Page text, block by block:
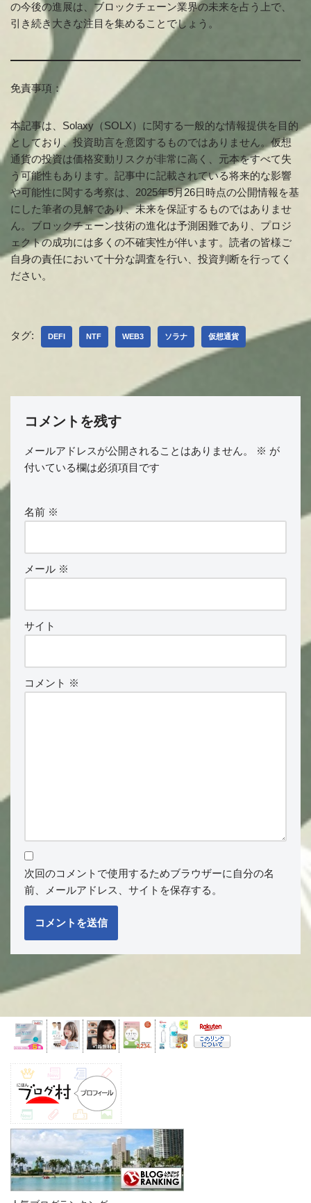
の今後の進展は、ブロックチェーン業界の未来を占う上で、
引き続き大きな注目を集めることでしょう。
免責事項：
本記事は、Solaxy（SOLX）に関する一般的な情報提供を目的
としており、投資助言を意図するものではありません。仮想
通貨の投資は価格変動リスクが非常に高く、元本をすべて失
う可能性もあります。記事中に記載されている将来的な影響
や可能性に関する考察は、2025年5月26日時点の公開情報を基
にした筆者の見解であり、未来を保証するものではありませ
ん。ブロックチェーン技術の進化は予測困難であり、プロジ
ェクトの成功には多くの不確実性が伴います。読者の皆様ご
自身の責任において十分な調査を行い、投資判断を行ってく
ださい。
タグ: DEFI NTF WEB3 ソラナ 仮想通貨
コメントを残す
メールアドレスが公開されることはありません。 ※ が
付いている欄は必須項目です
名前 ※
メール ※
サイト
コメント ※
次回のコメントで使用するためブラウザーに自分の名
前、メールアドレス、サイトを保存する。